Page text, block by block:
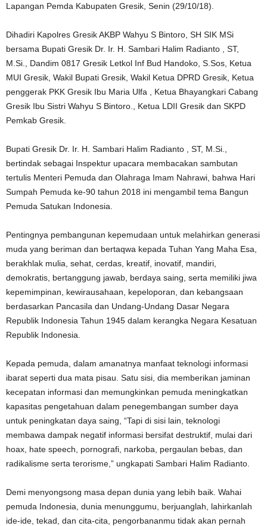
Lapangan Pemda Kabupaten Gresik, Senin (29/10/18).
Dihadiri Kapolres Gresik AKBP Wahyu S Bintoro, SH SIK MSi
bersama Bupati Gresik Dr. Ir. H. Sambari Halim Radianto , ST,
M.Si., Dandim 0817 Gresik Letkol Inf Bud Handoko, S.Sos, Ketua
MUI Gresik, Wakil Bupati Gresik, Wakil Ketua DPRD Gresik, Ketua
penggerak PKK Gresik Ibu Maria Ulfa , Ketua Bhayangkari Cabang
Gresik Ibu Sistri Wahyu S Bintoro., Ketua LDII Gresik dan SKPD
Pemkab Gresik.
Bupati Gresik Dr. Ir. H. Sambari Halim Radianto , ST, M.Si.,
bertindak sebagai Inspektur upacara membacakan sambutan
tertulis Menteri Pemuda dan Olahraga Imam Nahrawi, bahwa Hari
Sumpah Pemuda ke-90 tahun 2018 ini mengambil tema Bangun
Pemuda Satukan Indonesia.
Pentingnya pembangunan kepemudaan untuk melahirkan generasi
muda yang beriman dan bertaqwa kepada Tuhan Yang Maha Esa,
berakhlak mulia, sehat, cerdas, kreatif, inovatif, mandiri,
demokratis, bertanggung jawab, berdaya saing, serta memiliki jiwa
kepemimpinan, kewirausahaan, kepeloporan, dan kebangsaan
berdasarkan Pancasila dan Undang-Undang Dasar Negara
Republik Indonesia Tahun 1945 dalam kerangka Negara Kesatuan
Republik Indonesia.
Kepada pemuda, dalam amanatnya manfaat teknologi informasi
ibarat seperti dua mata pisau. Satu sisi, dia memberikan jaminan
kecepatan informasi dan memungkinkan pemuda meningkatkan
kapasitas pengetahuan dalam penegembangan sumber daya
untuk peningkatan daya saing, “Tapi di sisi lain, teknologi
membawa dampak negatif informasi bersifat destruktif, mulai dari
hoax, hate speech, pornografi, narkoba, pergaulan bebas, dan
radikalisme serta terorisme,” ungkapati Sambari Halim Radianto.
Demi menyongsong masa depan dunia yang lebih baik. Wahai
pemuda Indonesia, dunia menunggumu, berjuanglah, lahirkanlah
ide-ide, tekad, dan cita-cita, pengorbananmu tidak akan pernah